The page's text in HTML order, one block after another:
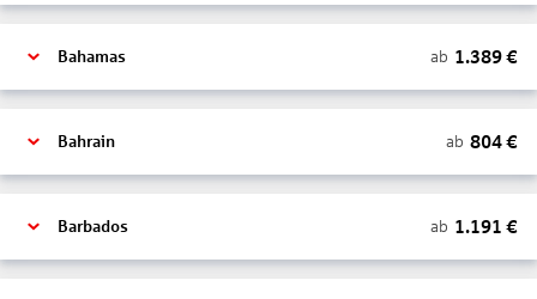
Bahamas ab 1.389€
Bahrain ab 804€
Barbados ab 1.191 €